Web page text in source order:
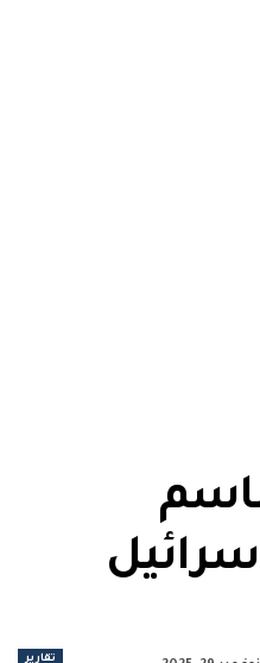
تقارير